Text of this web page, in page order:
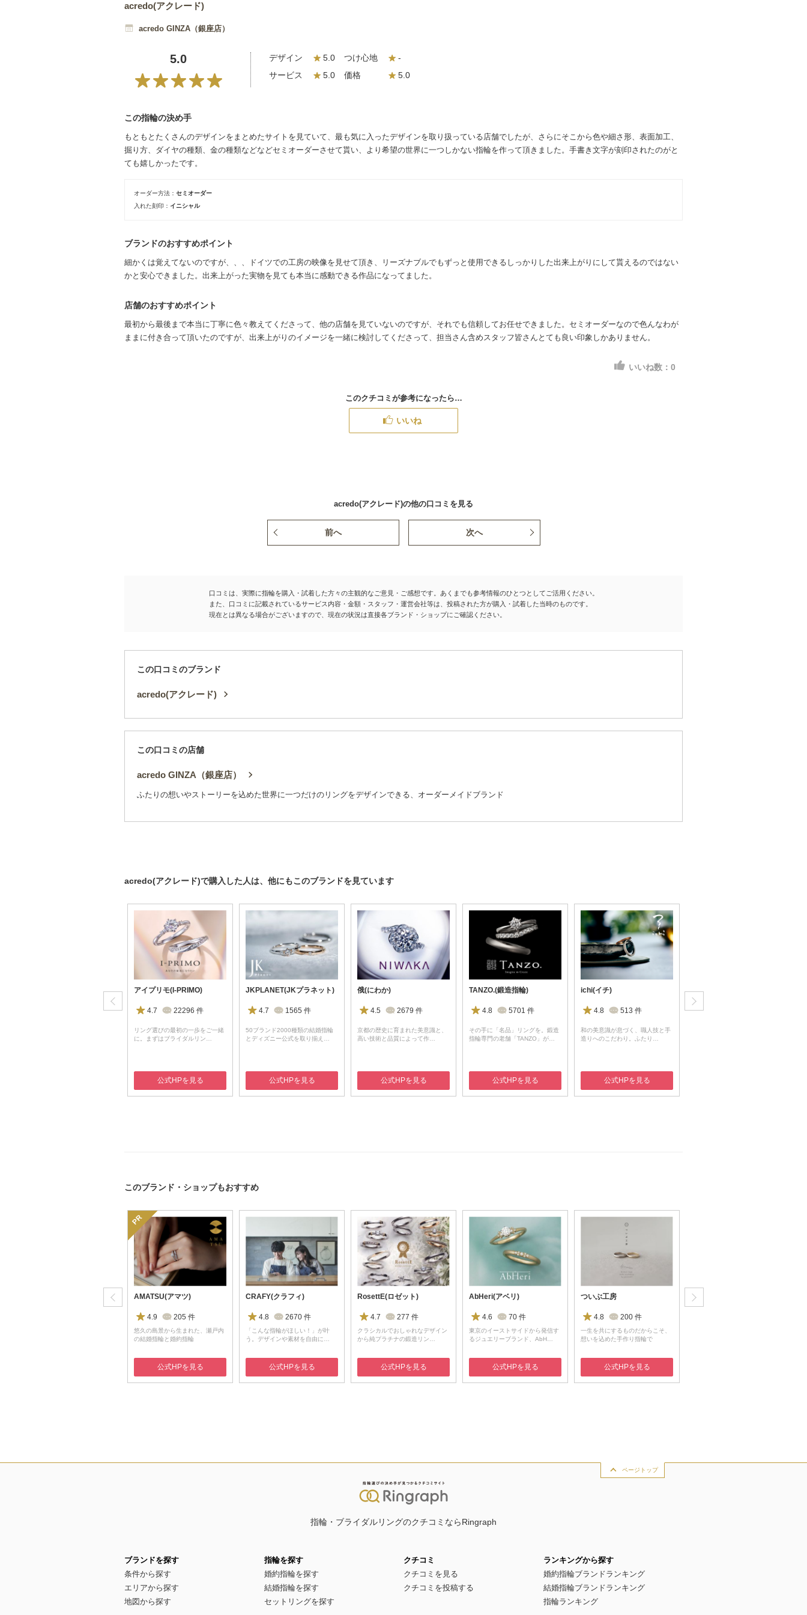
acredo(アクレード)
acredo GINZA（銀座店）
5.0 デザイン 5.0 つけ心地
-
サービス
5.0 価格 5.0
この指輪の決め手
もともとたくさんのデザインをまとめたサイトを見ていて、最も気に入ったデザインを取り扱っている店舗でしたが、さらにそこから色や細さ形、表面加工、
掘り方、ダイヤの種類、金の種類などなどセミオーダーさせて貰い、より希望の世界に一つしかない指輪を作って頂きました。手書き文字が刻印されたのがと
ても嬉しかったです。
オーダー方法
セミオーダー
入れた刻印
イニシャル
ブランドのおすすめポイント
細かくは覚えてないのですが、、、ドイツでの工房の映像を見せて頂き、リーズナブルでもずっと使用できるしっかりした出来上がりにして貰えるのではない
かと安心できました。出来上がった実物を見ても本当に感動できる作品になってました。
店舗のおすすめポイント
最初から最後まで本当に丁寧に色々教えてくださって、他の店舗を見ていないのですが、それでも信頼してお任せできました。セミオーダーなので色んなわが
ままに付き合って頂いたのですが、出来上がりのイメージを一緒に検討してくださって、担当さん含めスタッフ皆さんとても良い印象しかありません。
いいね数： 0
このクチコミが参考になったら…
いいね
acredo(アクレード)の他の口コミを見る
前へ 次へ
口コミは、実際に指輪を購入・試着した方々の主観的なご意見・ご感想です。あくまでも参考情報のひとつとしてご活用ください。
また、口コミに記載されているサービス内容・金額・スタッフ・運営会社等は、投稿された方が購入・試着した当時のものです。
現在とは異なる場合がございますので、現在の状況は直接各ブランド・ショップにご確認ください。
この口コミのブランド
acredo(アクレード)
この口コミの店舗
acredo GINZA（銀座店）
ふたりの想いやストーリーを込めた世界に一つだけのリングをデザインできる、オーダーメイドブランド
acredo(アクレード)で購入した人は、他にもこのブランドを見ています
ヴァン クリーフ＆アーペル(Van Cleef & Arpels) アイプリモ(I-PRIMO)
4.7 22296 件
リング選びの最初の一歩をご一緒
に。まずはブライダルリン…
公式HPを見る
JKPLANET(JKプラネット)
4.7 1565 件
50ブランド2000種類の結婚指輪
とディズニー公式を取り揃え…
公式HPを見る
俄(にわか)
4.5 2679 件
京都の歴史に育まれた美意識と、
高い技術と品質によって作…
公式HPを見る
TANZO.(鍛造指輪)
4.8 5701 件
その手に「名品」リングを。鍛造
指輪専門の老舗「TANZO」が…
公式HPを見る
ichi(イチ)
4.8 513 件
和の美意識が息づく、職人技と手
造りへのこだわり。ふたり…
公式HPを見る
このブランド・ショップもおすすめ
AMATSU(アマツ)
4.9 205 件
悠久の島景から生まれた、瀬戸内
の結婚指輪と婚約指輪
公式HPを見る
CRAFY(クラフィ)
4.8 2670 件
「こんな指輪がほしい！」が叶
う。デザインや素材を自由に…
公式HPを見る
RosettE(ロゼット)
4.7 277 件
クラシカルでおしゃれなデザイン
から純プラチナの鍛造リン…
公式HPを見る
AbHeri(アベリ)
4.6 70 件
東京のイーストサイドから発信す
るジュエリーブランド、AbH…
公式HPを見る
ついぶ工房
4.8 200 件
一生を共にするものだからこそ、
想いを込めた手作り指輪で
公式HPを見る
Ptau(ピトー)
ページトップ
指輪・ブライダルリングのクチコミならRingraph
ブランドを探す
条件から探す
エリアから探す
地図から探す
指輪を探す
婚約指輪を探す
結婚指輪を探す
セットリングを探す
クチコミ
クチコミを見る
クチコミを投稿する
ランキングから探す
婚約指輪ブランドランキング
結婚指輪ブランドランキング
指輪ランキング